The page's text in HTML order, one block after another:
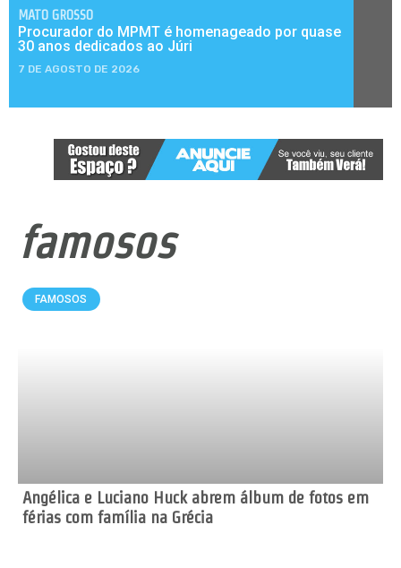
MATO GROSSO
Procurador do MPMT é homenageado por quase
30 anos dedicados ao Júri
7 DE AGOSTO DE 2026
famosos
FAMOSOS
Angélica e Luciano Huck abrem álbum de fotos em
férias com família na Grécia